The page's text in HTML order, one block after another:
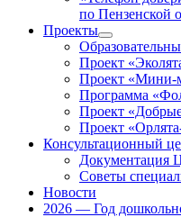
по Пензенской
Проекты
Показать
подменю
Проект
Проект «Мини-
Программа
Проект
Проект
Консультационный
Документация
Советы
Новости
2026 — Год